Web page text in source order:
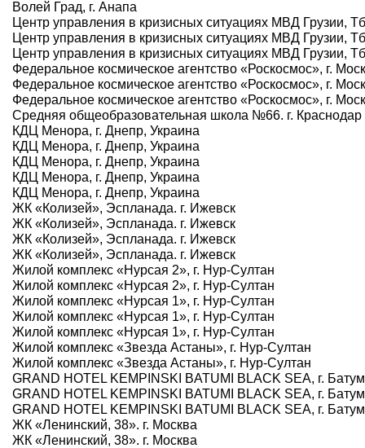
Волей Град, г. Анапа
Центр управления в кризисных ситуациях МВД Грузии,
Центр управления в кризисных ситуациях МВД Грузии,
Центр управления в кризисных ситуациях МВД Грузии,
Федеральное космическое агентство «Роскосмос», г.
Федеральное космическое агентство «Роскосмос», г.
Федеральное космическое агентство «Роскосмос», г.
Средняя общеобразовательная школа №66. г. Краснодар
КДЦ Менора, г. Днепр, Украина
КДЦ Менора, г. Днепр, Украина
КДЦ Менора, г. Днепр, Украина
КДЦ Менора, г. Днепр, Украина
КДЦ Менора, г. Днепр, Украина
ЖК «Колизей», Эспланада. г. Ижевск
ЖК «Колизей», Эспланада. г. Ижевск
ЖК «Колизей», Эспланада. г. Ижевск
ЖК «Колизей», Эспланада. г. Ижевск
Жилой комплекс «Нурсая 2», г. Нур-Султан
Жилой комплекс «Нурсая 2», г. Нур-Султан
Жилой комплекс «Нурсая 1», г. Нур-Султан
Жилой комплекс «Нурсая 1», г. Нур-Султан
Жилой комплекс «Нурсая 1», г. Нур-Султан
Жилой комплекс «Звезда Астаны», г. Нур-Султан
Жилой комплекс «Звезда Астаны», г. Нур-Султан
GRAND HOTEL KEMPINSKI BATUMI BLACK SEA, г.
GRAND HOTEL KEMPINSKI BATUMI BLACK SEA, г.
GRAND HOTEL KEMPINSKI BATUMI BLACK SEA, г.
ЖК «Ленинский, 38». г. Москва
ЖК «Ленинский, 38». г. Москва